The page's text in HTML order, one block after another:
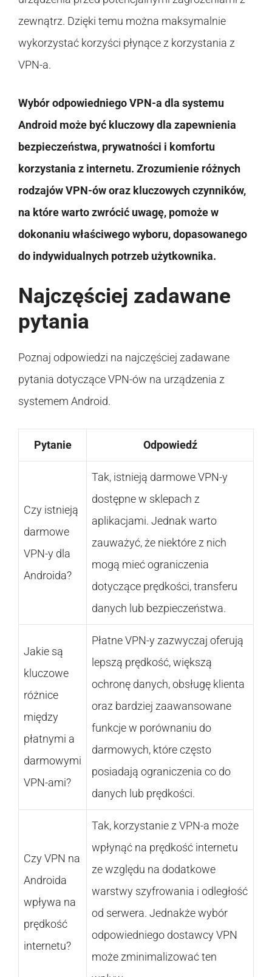
zewnątrz. Dzięki temu można maksymalnie
wykorzystać korzyści płynące z korzystania z
VPN-a.
Wybór odpowiedniego VPN-a dla systemu
Android może być kluczowy dla zapewnienia
bezpieczeństwa, prywatności i komfortu
korzystania z internetu. Zrozumienie różnych
rodzajów VPN-ów oraz kluczowych czynników,
na które warto zwrócić uwagę, pomoże w
dokonaniu właściwego wyboru, dopasowanego
do indywidualnych potrzeb użytkownika.
Najczęściej zadawane
pytania
Poznaj odpowiedzi na najczęściej zadawane
pytania dotyczące VPN-ów na urządzenia z
systemem Android.
Pytanie Odpowiedź
Czy istnieją
darmowe
VPN-y dla
Androida?
Tak, istnieją darmowe VPN-y
dostępne w sklepach z
aplikacjami. Jednak warto
zauważyć, że niektóre z nich
mogą mieć ograniczenia
dotyczące prędkości, transferu
danych lub bezpieczeństwa.
Jakie są
kluczowe
różnice
między
płatnymi a
darmowymi
VPN-ami?
Płatne VPN-y zazwyczaj oferują
lepszą prędkość, większą
ochronę danych, obsługę klienta
oraz bardziej zaawansowane
funkcje w porównaniu do
darmowych, które często
posiadają ograniczenia co do
danych lub prędkości.
Czy VPN na
Androida
wpływa na
prędkość
internetu?
Tak, korzystanie z VPN-a może
wpłynąć na prędkość internetu
ze względu na dodatkowe
warstwy szyfrowania i odległość
od serwera. Jednakże wybór
odpowiedniego dostawcy VPN
może zminimalizować ten